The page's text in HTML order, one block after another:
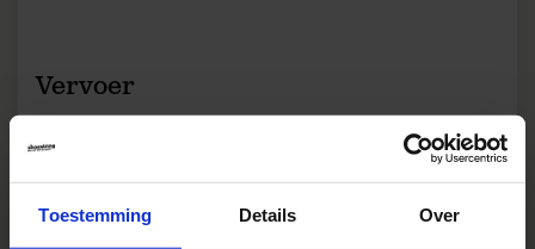
Toestemming Details Over
Vervoer